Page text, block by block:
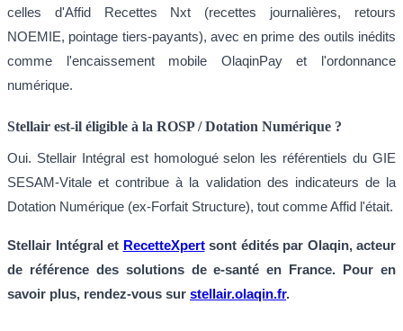
celles d'Affid Recettes Nxt (recettes journalières, retours
NOEMIE, pointage tiers-payants), avec en prime des outils inédits
comme l'encaissement mobile OlaqinPay et l'ordonnance
numérique.
Stellair est-il éligible à la ROSP / Dotation Numérique ?
Oui. Stellair Intégral est homologué selon les référentiels du GIE
SESAM-Vitale et contribue à la validation des indicateurs de la
Dotation Numérique (ex-Forfait Structure), tout comme Affid l'était.
Stellair Intégral et RecetteXpertsont édités par Olaqin, acteur
de référence des solutions de e-santé en France. Pour en
savoir plus, rendez-vous sur stellair.olaqin.fr.